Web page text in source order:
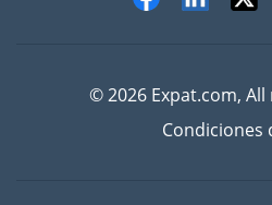
© 2026 Expat.com,
Condiciones